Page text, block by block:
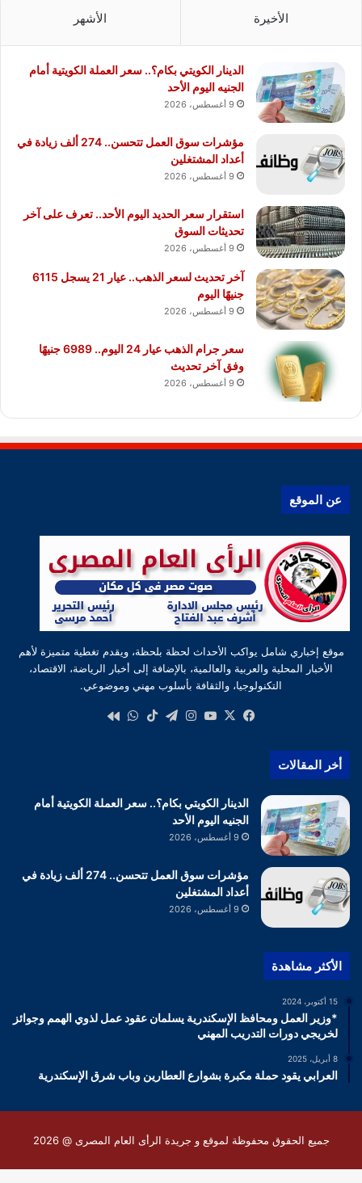
الأخيرة الأشهر
الدينار الكويتي بكام؟.. سعر العملة الكويتية أمام
الجنيه اليوم الأحد
9 أغسطس، 2026
مؤشرات سوق العمل تتحسن.. 274 ألف زيادة في
أعداد المشتغلين
9 أغسطس، 2026
استقرار سعر الحديد اليوم الأحد.. تعرف على آخر
تحديثات السوق
9 أغسطس، 2026
آخر تحديث لسعر الذهب.. عيار 21 يسجل 6115
جنيهًا اليوم
9 أغسطس، 2026
سعر جرام الذهب عيار 24 اليوم.. 6989 جنيهًا
وفق آخر تحديث
9 أغسطس، 2026
عن الموقع
موقع إخباري شامل يواكب الأحداث لحظة بلحظة، ويقدم تغطية متميزة لأهم
الأخبار المحلية والعربية والعالمية، بالإضافة إلى أخبار الرياضة، الاقتصاد،
التكنولوجيا، والثقافة بأسلوب مهني وموضوعي.
فيسبوك
‫X
‫YouTube
انستقرام
تيلقرام‫TikTokواتساب
أخر المقالات
الدينار الكويتي بكام؟.. سعر العملة الكويتية أمام
الجنيه اليوم الأحد
9 أغسطس، 2026
مؤشرات سوق العمل تتحسن.. 274 ألف زيادة في
أعداد المشتغلين
9 أغسطس، 2026
الأكثر مشاهدة
15 أكتوبر، 2024
*وزير العمل ومحافظ الإسكندرية يسلمان عقود عمل لذوي الهمم وجوائز
لخريجي دورات التدريب المهني
8 أبريل، 2025
العرابي يقود حملة مكبرة بشوارع العطارين وباب شرق الإسكندرية
جميع الحقوق محفوظة لموقع و جريدة الرأى العام المصرى @ 2026